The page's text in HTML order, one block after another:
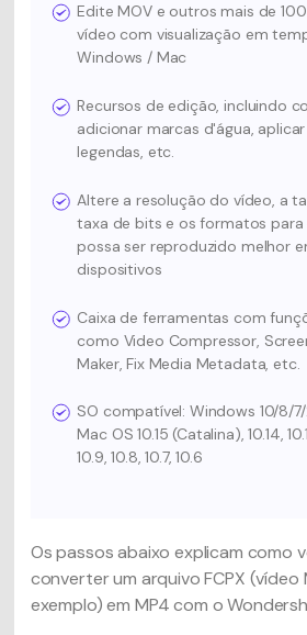
Edite MOV e outros mais de
vídeo com visualização em
Windows / Mac
Recursos de edição, incluindo
adicionar marcas d'água,
legendas, etc.
Altere a resolução do vídeo, a
taxa de bits e os formatos para
possa ser reproduzido melhor
dispositivos
Caixa de ferramentas com
como Video Compressor,
Maker, Fix Media Metadata, etc.
SO compatível: Windows 10/8/
Mac OS 10.15 (Catalina), 10.14,
10.9, 10.8, 10.7, 10.6
Os passos abaixo explicam como
converter um arquivo FCPX (vídeo
exemplo) em MP4 com o